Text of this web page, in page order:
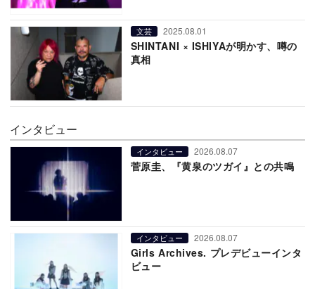
文芸 2025.08.01
SHINTANI × ISHIYAが明かす、噂の
真相
インタビュー
インタビュー 2026.08.07
菅原圭、『黄泉のツガイ』との共鳴
インタビュー 2026.08.07
Girls Archives. プレデビューインタ
ビュー